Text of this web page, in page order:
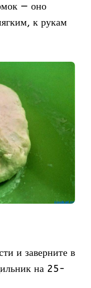
— оно
к рукам
и заверните в
на 25-